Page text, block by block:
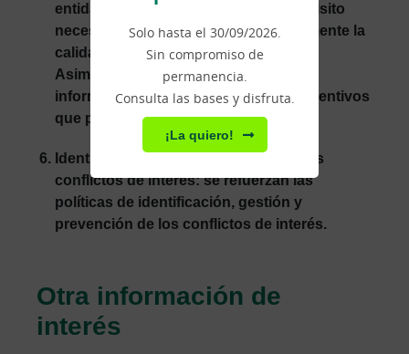
entidades financieras, siendo un requisito
necesario para el cobro que se incremente la
calidad del servicio ofrecido al cliente.
Asimismo, se proporcionará al cliente
información detallada de todos los incentivos
que percibe la entidad.
Identificación y gestión de los posibles
conflictos de interés: se refuerzan las
políticas de identificación, gestión y
prevención de los conflictos de interés.
Otra información de
interés
Solo hasta el 30/09/2026.
Sin compromiso de
permanencia.
Consulta las bases y disfruta.
¡La quiero!